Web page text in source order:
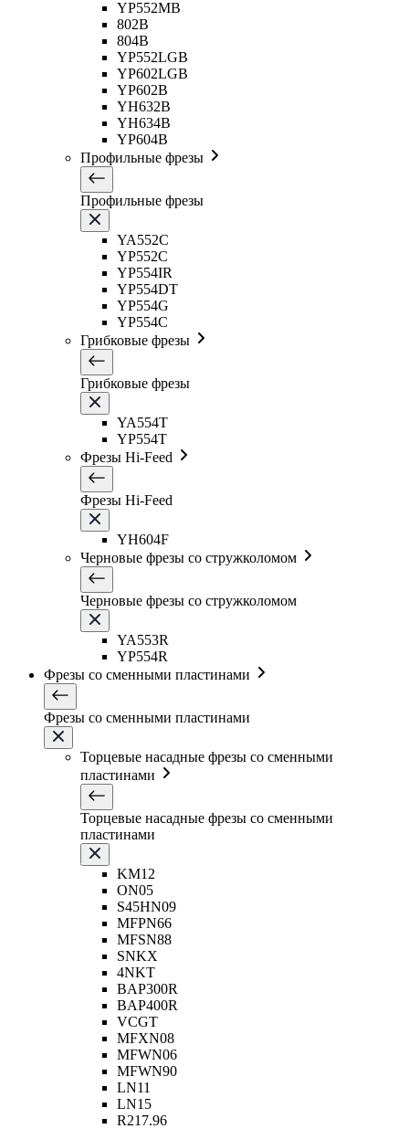
YP552MB
802B
804B
YP552LGB
YP602LGB
YP602B
YH632B
YH634B
YP604B
Профильные фрезы
Профильные фрезы
YA552C
YP552C
YP554IR
YP554DT
YP554G
YP554C
Грибковые фрезы
Грибковые фрезы
YA554T
YP554T
Фрезы Hi-Feed
Фрезы Hi-Feed
YH604F
Черновые фрезы со стружколомом
Черновые фрезы со стружколомом
YA553R
YP554R
Фрезы со сменными пластинами
Фрезы со сменными пластинами
Торцевые насадные фрезы со сменными
пластинами
Торцевые насадные фрезы со сменными
пластинами
KM12
ON05
S45HN09
MFPN66
MFSN88
SNKX
4NKT
BAP300R
BAP400R
VCGT
MFXN08
MFWN06
MFWN90
LN11
LN15
R217.96